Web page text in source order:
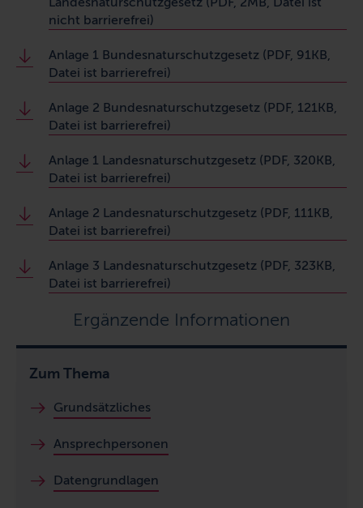
nicht barrierefrei)
Anlage 1 Bundesnaturschutzgesetz (PDF, 91KB,
Datei ist barrierefrei)
Anlage 2 Bundesnaturschutzgesetz (PDF, 121KB,
Datei ist barrierefrei)
Anlage 1 Landesnaturschutzgesetz (PDF, 320KB,
Datei ist barrierefrei)
Anlage 2 Landesnaturschutzgesetz (PDF, 111KB,
Datei ist barrierefrei)
Anlage 3 Landesnaturschutzgesetz (PDF, 323KB,
Datei ist barrierefrei)
Ergänzende Informationen
Zum Thema
Grundsätzliches
Ansprechpersonen
Datengrundlagen